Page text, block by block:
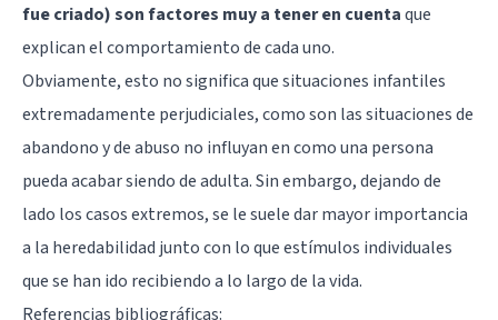
fue criado) son factores muy a tener en cuentaque
explican el comportamiento de cada uno.
Obviamente, esto no significa que situaciones infantiles
extremadamente perjudiciales, como son las situaciones de
abandono y de abuso no influyan en como una persona
pueda acabar siendo de adulta. Sin embargo, dejando de
lado los casos extremos, se le suele dar mayor importancia
a la heredabilidad junto con lo que estímulos individuales
que se han ido recibiendo a lo largo de la vida.
Referencias bibliográficas: